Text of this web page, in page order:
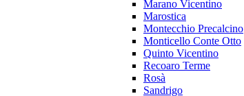
Marano Vicentino
Marostica
Montecchio Precalcino
Monticello Conte Otto
Quinto Vicentino
Recoaro Terme
Rosà
Sandrigo